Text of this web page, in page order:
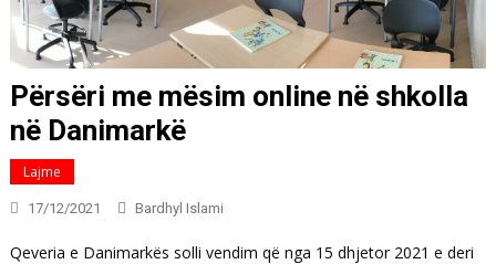
Përsëri me mësim online në shkolla
në Danimarkë
Lajme
17/12/2021 Bardhyl Islami
Qeveria e Danimarkës solli vendim që nga 15 dhjetor 2021 e deri